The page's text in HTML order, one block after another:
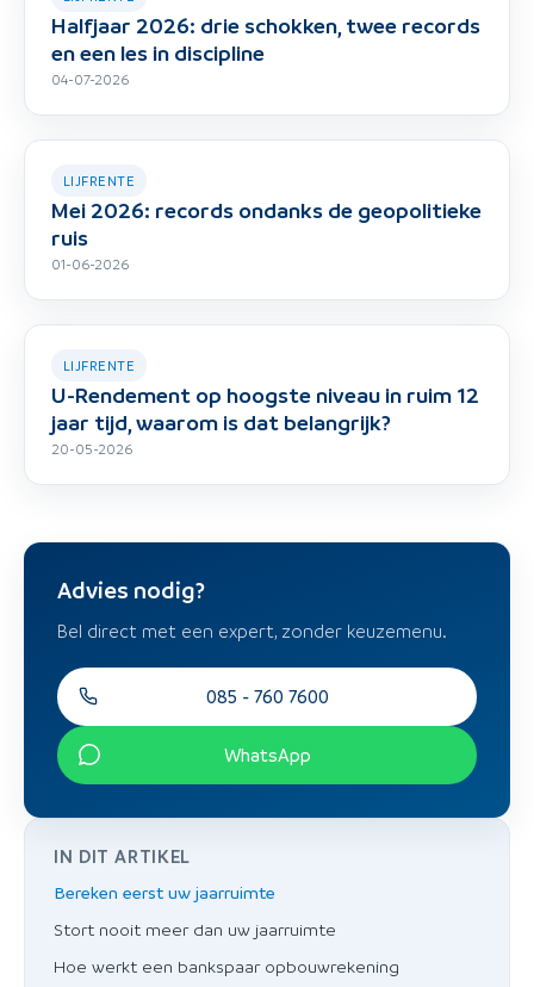
Halfjaar 2026: drie schokken, twee records
en een les in discipline
04-07-2026
LIJFRENTE
Mei 2026: records ondanks de geopolitieke
ruis
01-06-2026
LIJFRENTE
U-Rendement op hoogste niveau in ruim 12
jaar tijd, waarom is dat belangrijk?
20-05-2026
IN DIT ARTIKEL
Bereken eerst uw jaarruimte
Stort nooit meer dan uw jaarruimte
Hoe werkt een bankspaar opbouwrekening
Advies nodig?
Bel direct met een expert, zonder keuzemenu.
085 - 760 7600
WhatsApp